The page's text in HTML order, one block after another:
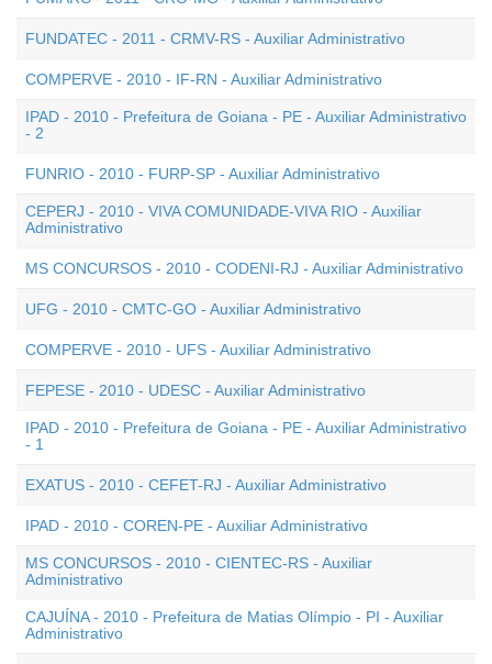
FUNDATEC - 2011 - CRMV-RS - Auxiliar Administrativo
COMPERVE - 2010 - IF-RN - Auxiliar Administrativo
IPAD - 2010 - Prefeitura de Goiana - PE - Auxiliar Administrativo
- 2
FUNRIO - 2010 - FURP-SP - Auxiliar Administrativo
CEPERJ - 2010 - VIVA COMUNIDADE-VIVA RIO - Auxiliar
Administrativo
MS CONCURSOS - 2010 - CODENI-RJ - Auxiliar Administrativo
UFG - 2010 - CMTC-GO - Auxiliar Administrativo
COMPERVE - 2010 - UFS - Auxiliar Administrativo
FEPESE - 2010 - UDESC - Auxiliar Administrativo
IPAD - 2010 - Prefeitura de Goiana - PE - Auxiliar Administrativo
- 1
EXATUS - 2010 - CEFET-RJ - Auxiliar Administrativo
IPAD - 2010 - COREN-PE - Auxiliar Administrativo
MS CONCURSOS - 2010 - CIENTEC-RS - Auxiliar
Administrativo
CAJUÍNA - 2010 - Prefeitura de Matias Olímpio - PI - Auxiliar
Administrativo